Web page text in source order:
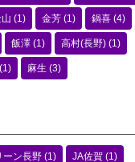
(1) 金芳 (1) 鍋喜 (4)
飯澤 (1) 高村(長野) (1)
(1) 麻生 (3)
ーン長野 (1) JA佐賀 (1)